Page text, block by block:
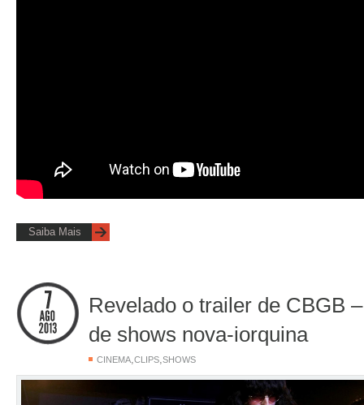
Saiba Mais
Revelado o trailer de CBGB
de shows nova-iorquina
CINEMA,CLIPS,SHOWS